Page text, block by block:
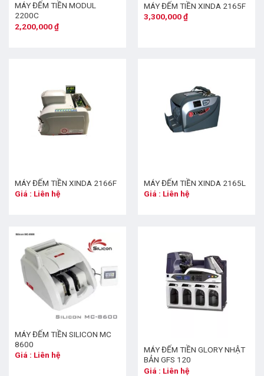
MÁY ĐẾM TIỀN MODUL
2200C
2,200,000₫
MÁY ĐẾM TIỀN XINDA 2165F
3,300,000₫
MÁY ĐẾM TIỀN XINDA 2166F
Giá : Liên hệ
MÁY ĐẾM TIỀN XINDA 2165L
Giá : Liên hệ
MÁY ĐẾM TIỀN SILICON MC
8600
Giá : Liên hệ
MÁY ĐẾM TIỀN GLORY NHẬT
BẢN GFS 120
Giá : Liên hệ